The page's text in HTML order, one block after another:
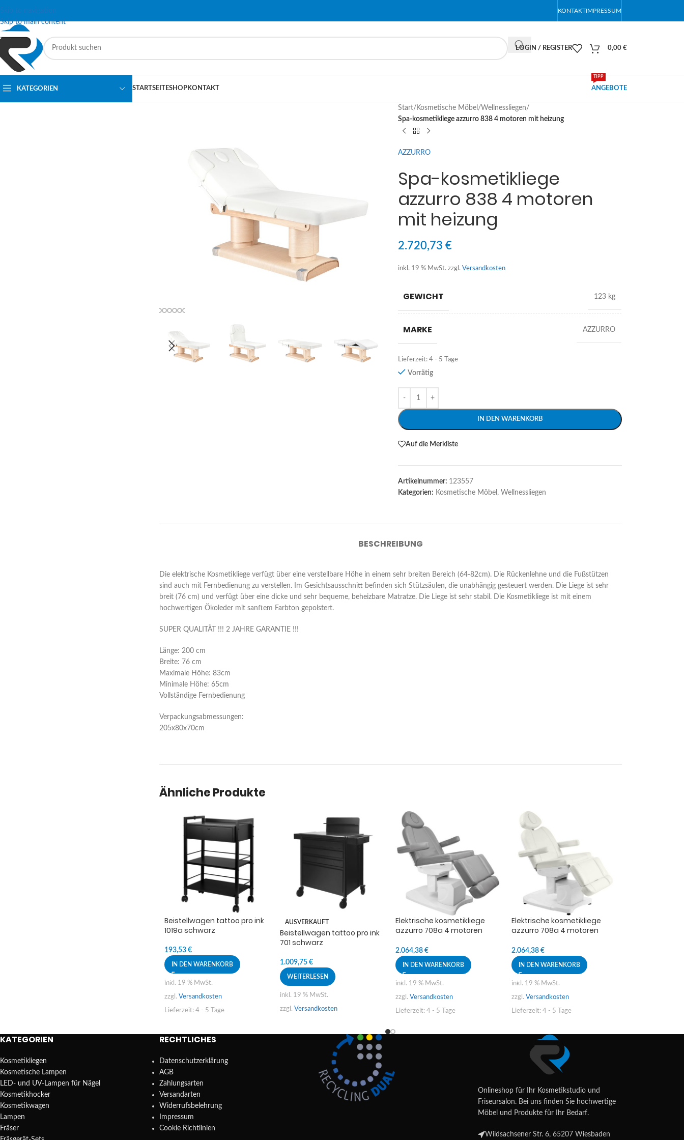
Skip to navigation
Skip to main content
KONTAKTIMPRESSUM
LOGIN / REGISTER 0,00 €
KATEGORIEN STARTSEITESHOPKONTAKT ANGEBOTE
TIPP
Start/ Kosmetische Möbel /Wellnessliegen/
Spa-kosmetikliege azzurro 838 4 motoren mit heizung
AZZURRO
Spa-kosmetikliege
azzurro 838 4 motoren
mit heizung
2.720,73€
inkl. 19 % MwSt. zzgl.Versandkosten
GEWICHT 123 kg
MARKE AZZURRO
Lieferzeit:4 - 5 Tage
Vorrätig
IN DEN WARENKORB
Alternative:
Auf die Merkliste
Artikelnummer: 123557
Kategorien: Kosmetische Möbel , Wellnessliegen
BESCHREIBUNG
Die elektrische Kosmetikliege verfügt über eine verstellbare Höhe in einem sehr breiten Bereich (64-82cm). Die Rückenlehne und die Fußstützen
sind auch mit Fernbedienung zu verstellen. Im Gesichtsausschnitt befinden sich Stützsäulen, die unabhängig gesteuert werden. Die Liege ist sehr
breit (76 cm) und verfügt über eine dicke und sehr bequeme, beheizbare Matratze. Die Liege ist sehr stabil. Die Kosmetikliege ist mit einem
hochwertigen Ökoleder mit sanftem Farbton gepolstert.
SUPER QUALITÄT !!! 2 JAHRE GARANTIE !!!
Länge: 200 cm
Breite: 76 cm
Maximale Höhe: 83cm
Minimale Höhe: 65cm
Vollständige Fernbedienung
Verpackungsabmessungen:
205x80x70cm
Ähnliche Produkte
Beistellwagen tattoo pro ink
1019a schwarz
193,53 €
IN DEN WARENKORB
inkl. 19 % MwSt.
zzgl. Versandkosten
Lieferzeit: 4 - 5 Tage
AUSVERKAUFT
Beistellwagen tattoo pro ink
701 schwarz
1.009,75€
WEITERLESEN
inkl. 19 % MwSt.
zzgl.Versandkosten
Elektrische kosmetikliege
azzurro 708a 4 motoren
2.064,38€
IN DEN WARENKORB
inkl. 19 % MwSt.
zzgl.Versandkosten
Lieferzeit:4 - 5 Tage
Elektrische kosmetikliege
azzurro 708a 4 motoren
2.064,38 €
IN DEN WARENKORB
inkl. 19 % MwSt.
zzgl. Versandkosten
Lieferzeit: 4 - 5 Tage
KATEGORIEN
Kosmetikliegen
Kosmetische Lampen
LED- und UV-Lampen für Nägel
Kosmetikhocker
Kosmetikwagen
Lampen
Fräser
RECHTLICHES
Datenschutzerklärung
AGB
Zahlungsarten
Versandarten
Widerrufsbelehrung
Impressum
Cookie Richtlinien
Onlineshop für Ihr Kosmetikstudio und
Friseursalon. Bei uns finden Sie hochwertige
Möbel und Produkte für Ihr Bedarf.
Wildsachsener Str. 6, 65207 Wiesbaden